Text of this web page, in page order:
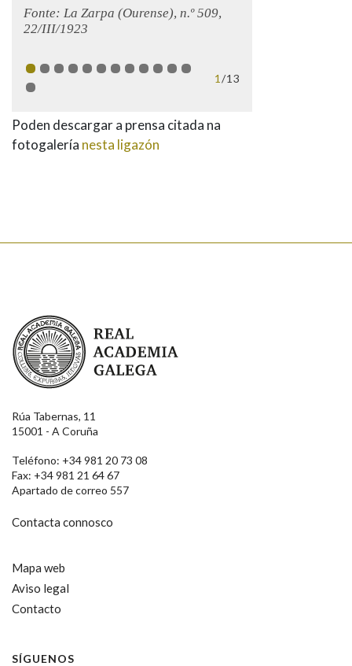
Fonte: La Zarpa (Ourense), n.º 509,
22/III/1923
1 /13
Poden descargar a prensa citada na
fotogalería nesta ligazón
Real Academia Galega
Rúa Tabernas, 11
15001 - A Coruña
Teléfono: +34 981 20 73 08
Fax: +34 981 21 64 67
Apartado de correo 557
Contacta connosco
Mapa web
Aviso legal
Contacto
SÍGUENOS